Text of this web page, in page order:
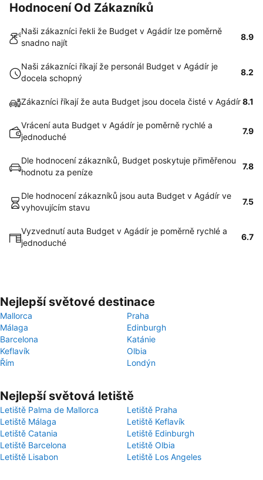
Hodnocení Od Zákazníků
Naši zákazníci řekli že Budget v Agádír lze poměrně
snadno najít
8.9
Naši zákazníci říkají že personál Budget v Agádír je
docela schopný
8.2
Zákazníci říkají že auta Budget jsou docela čisté v Agádír8.1
Vrácení auta Budget v Agádír je poměrně rychlé a
jednoduché
7.9
Dle hodnocení zákazníků, Budget poskytuje přiměřenou
hodnotu za peníze
7.8
Dle hodnocení zákazníků jsou auta Budget v Agádír ve
vyhovujícím stavu
7.5
Vyzvednutí auta Budget v Agádír je poměrně rychlé a
jednoduché
6.7
Nejlepší světové destinace
Mallorca
Praha
Málaga
Edinburgh
Barcelona
Katánie
Keflavík
Olbia
Řím
Londýn
Nejlepší světová letiště
Letiště Palma de Mallorca
Letiště Praha
Letiště Málaga
Letiště Keflavík
Letiště Catania
Letiště Edinburgh
Letiště Barcelona
Letiště Olbia
Letiště Lisabon
Letiště Los Angeles